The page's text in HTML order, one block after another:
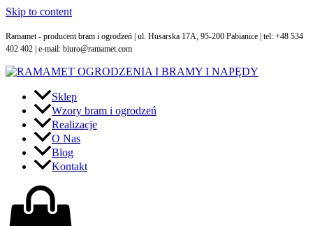
Skip to content
Ramamet - producent bram i ogrodzeń | ul. Husarska 17A, 95-200 Pabianice | tel: +48 534
402 402 | e-mail: biuro@ramamet.com
Sklep
Wzory bram i ogrodzeń
Realizacje
O Nas
Blog
Kontakt